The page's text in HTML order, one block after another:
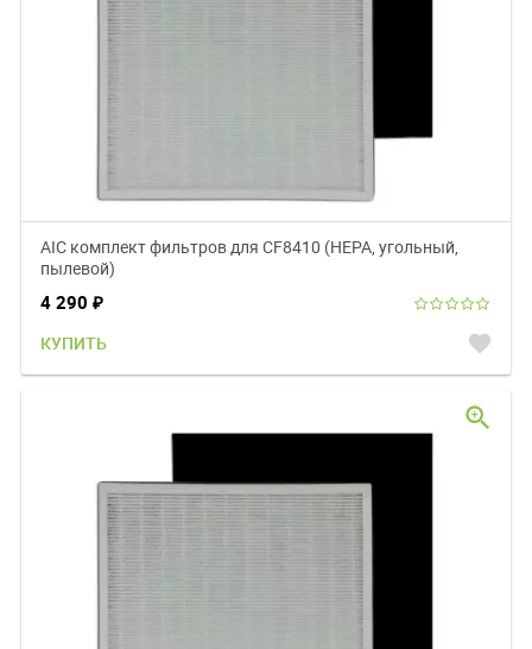
AIC комплект фильтров для CF8410 (НЕРА, угольный,
пылевой)
4 290 ₽
КУПИТЬ favorite
zoom_in